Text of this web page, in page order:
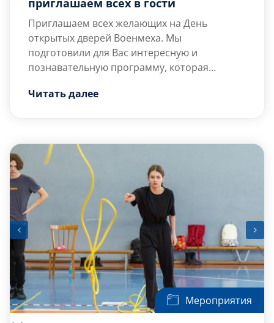
приглашаем всех в гости
Приглашаем всех желающих на День
открытых дверей Военмеха. Мы
подготовили для Вас интересную и
познавательную программу, которая
нашего Университета. регистрируйтесь на
Читать далее
Мероприятия